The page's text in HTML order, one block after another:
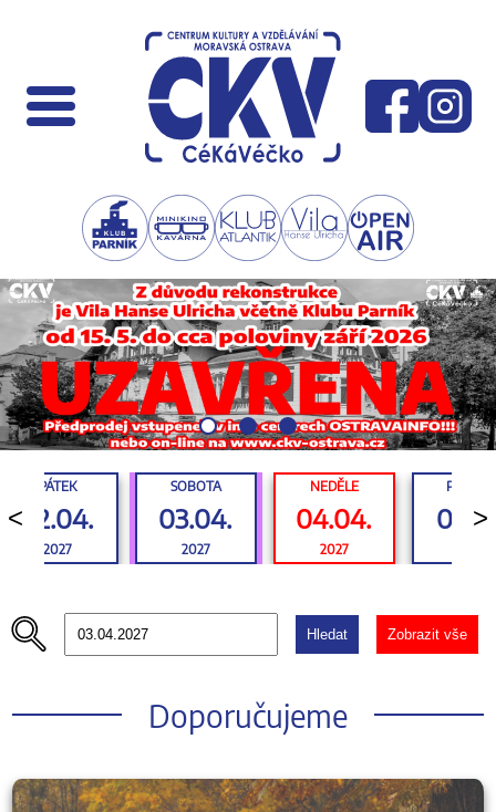
<
PÁTEK
02.04.
2027
SOBOTA
03.04.
2027
NEDĚLE
04.04.
2027
>
Hledat Zobrazit vše
Doporučujeme